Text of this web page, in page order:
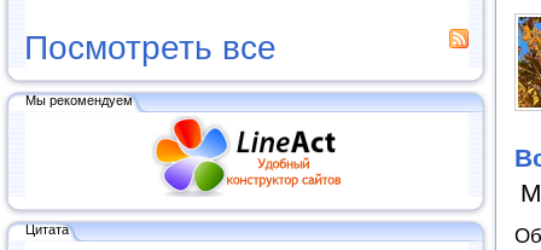
Посмотреть все
Мы рекомендуем
Цитата